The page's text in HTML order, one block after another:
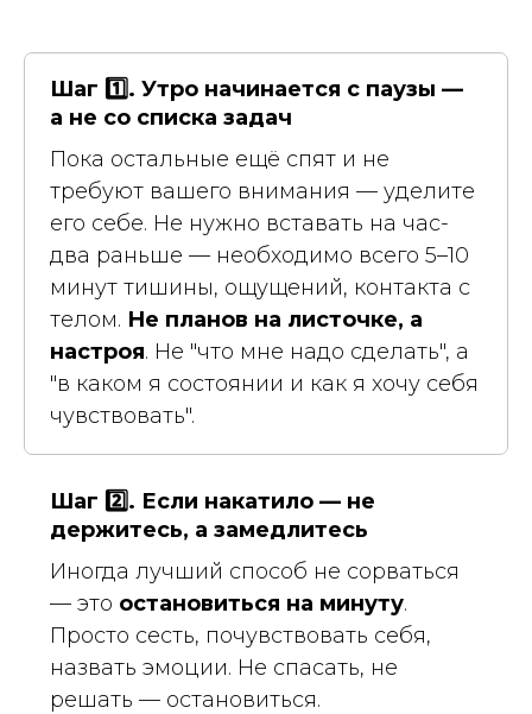
Шаг 1️⃣. Утро начинается с паузы —
а не со списка задач
Пока остальные ещё спят и не
требуют вашего внимания — уделите
его себе. Не нужно вставать на час-
два раньше — необходимо всего 5–10
минут тишины, ощущений, контакта с
телом. Не планов на листочке, а
настроя. Не "что мне надо сделать", а
"в каком я состоянии и как я хочу себя
чувствовать".
Шаг 2️⃣. Если накатило — не
держитесь, а замедлитесь
Иногда лучший способ не сорваться
— это остановиться на минуту.
Просто сесть, почувствовать себя,
назвать эмоции. Не спасать, не
решать — остановиться.